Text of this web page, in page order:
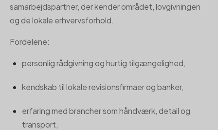
samarbejdspartner, der kender området, lovgivningen
og de lokale erhvervsforhold.
Fordelene:
personlig rådgivning og hurtig tilgængelighed,
kendskab til lokale revisionsfirmaer og banker,
erfaring med brancher som håndværk, detail og
transport,